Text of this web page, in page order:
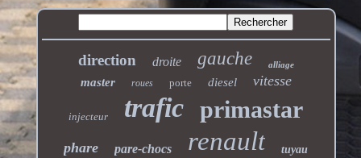
direction droite gauche alliage
master roues porte diesel vitesse
injecteur trafic primastar
phare pare-chocs renault tuyau